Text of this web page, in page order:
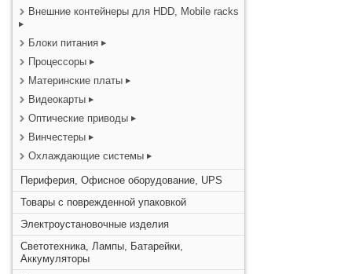
Внешние контейнеры для HDD, Mobile racks
Блоки питания
Процессоры
Материнские платы
Видеокарты
Оптические приводы
Винчестеры
Охлаждающие системы
Периферия, Офисное оборудование, UPS
Товары с поврежденной упаковкой
Электроустановочные изделия
Светотехника, Лампы, Батарейки,
Аккумуляторы